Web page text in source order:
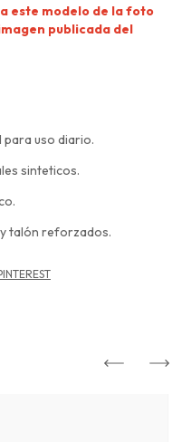
este modelo de la foto
publicada del
para uso diario.
sinteticos.
y talón reforzados.